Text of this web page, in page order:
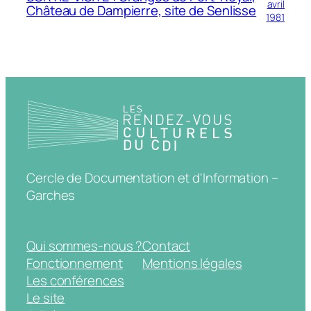
Château de Dampierre, site de Senlisse
avril
1981
Cercle de Documentation et d'Information –
Garches
Qui sommes-nous ?
Fonctionnement
Les conférences
Le site
Contact
Mentions légales